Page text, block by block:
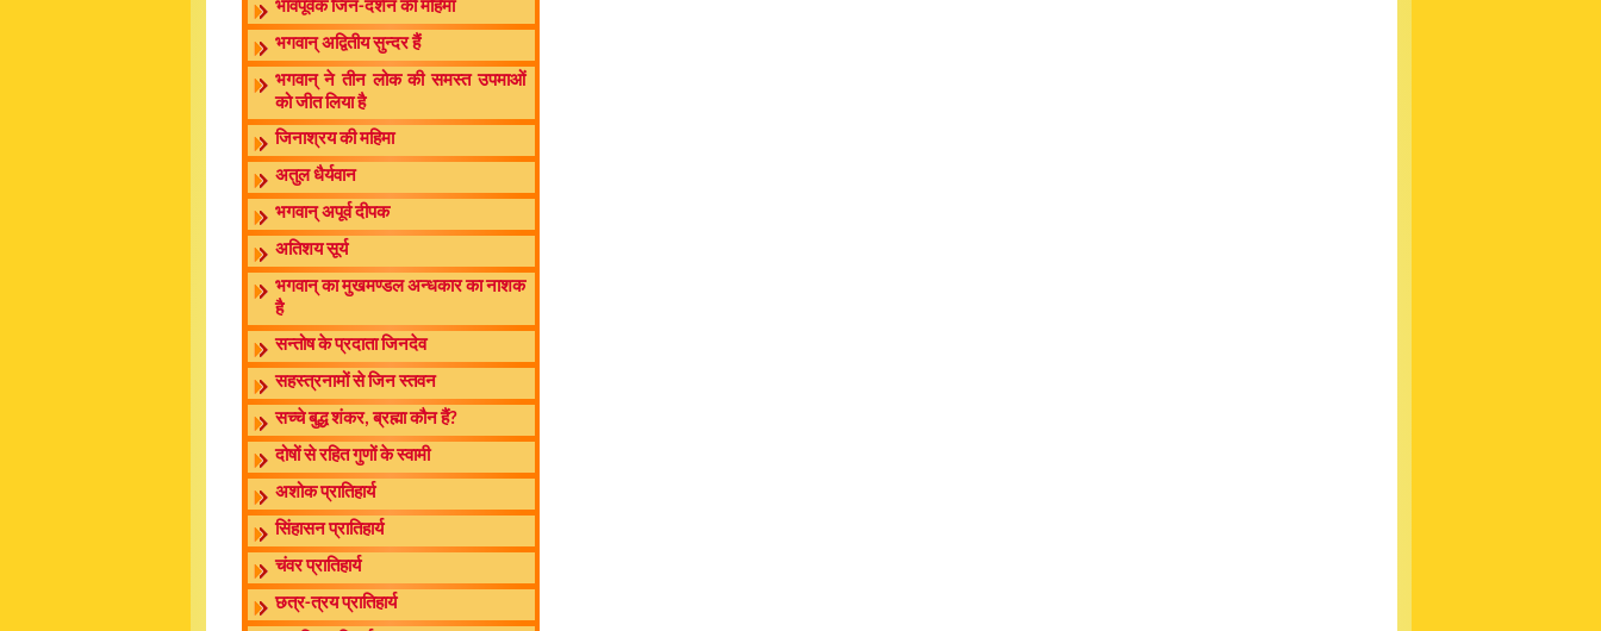
भावपूर्वक जिन-दर्शन की महिमा
भगवान् अद्वितीय सुन्दर हैं
भगवान् ने तीन लोक की समस्त उपमाओं
को जीत लिया है
जिनाश्रय की महिमा
अतुल धैर्यवान
भगवान् अपूर्व दीपक
अतिशय सूर्य
भगवान् का मुखमण्डल अन्धकार का नाशक
है
सन्तोष के प्रदाता जिनदेव
सहस्त्रनामों से जिन स्तवन
सच्चे बुद्ध शंकर, ब्रह्मा कौन हैं?
दोषों से रहित गुणों के स्वामी
अशोक प्रातिहार्य
सिंहासन प्रातिहार्य
चंवर प्रातिहार्य
छत्र-त्रय प्रातिहार्य